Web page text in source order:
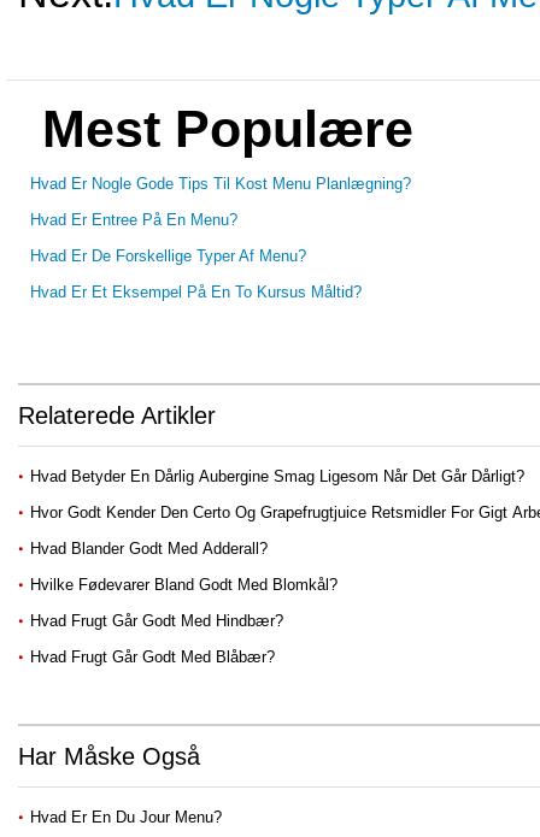
Mest Populære
Hvad Er Nogle Gode Tips Til Kost Menu Planlægning?
Hvad Er Entree På En Menu?
Hvad Er De Forskellige Typer Af Menu?
Hvad Er Et Eksempel På En To Kursus Måltid?
Relaterede Artikler
Hvad Betyder En Dårlig Aubergine Smag Ligesom Når Det Går Dårligt?
Hvor Godt Kender Den Certo Og Grapefrugtjuice Retsmidler For Gigt
Hvad Blander Godt Med Adderall?
Hvilke Fødevarer Bland Godt Med Blomkål?
Hvad Frugt Går Godt Med Hindbær?
Hvad Frugt Går Godt Med Blåbær?
Har Måske Også
Hvad Er En Du Jour Menu?